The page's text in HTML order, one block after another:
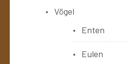
Vögel
Enten
Eulen